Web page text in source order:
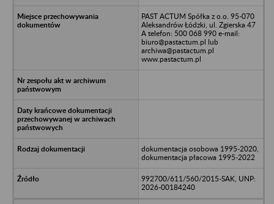
PAST ACTUM Spółka z o.o. 95-070
Aleksandrów Łódzki, ul. Zgierska 47
A telefon: 500 068 990 e-mail:
biuro@pastactum.pl lub
archiwa@pastactum.pl
www.pastactum.pl
dokumentacja osobowa 1995-2020,
dokumentacja płacowa 1995-2022
992700/611/560/2015-SAK, UNP:
2026-00184240